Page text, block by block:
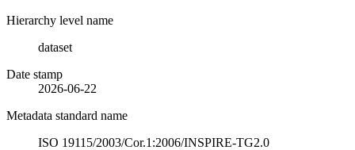
Hierarchy level name
dataset
Date stamp
2026-06-22
Metadata standard name
ISO 19115/2003/Cor.1:2006/INSPIRE-TG2.0